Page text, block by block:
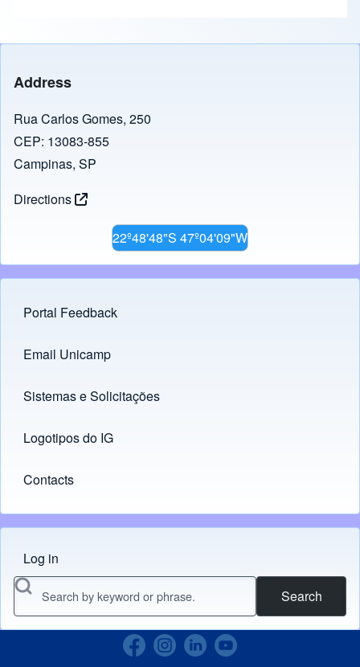
Address
Rua Carlos Gomes, 250
CEP: 13083-855
Campinas, SP
Directions
22º48'48"S 47º04'09"W
Footer menu
Portal Feedback
Links
Email Unicamp
(opens in new tab)
Sistemas e Solicitações
(opens in new tab)
Logotipos do IG
(opens in new tab)
Contacts
Menu do usuário
Log in
Search